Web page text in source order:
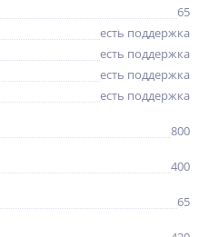
65
есть поддержка
есть поддержка
есть поддержка
есть поддержка
800
400
65